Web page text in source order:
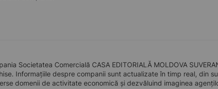
Societatea Comercială CASA EDITORIALĂ MOLDOVA
Informațiile despre companii sunt actualizate în timp real, din
domenii de activitate economică și dezvăluind imaginea